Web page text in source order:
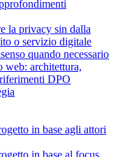
la privacy sin dalla
o servizio digitale
quando necessario
web: architettura,
DPO
in base agli attori
in base al focus